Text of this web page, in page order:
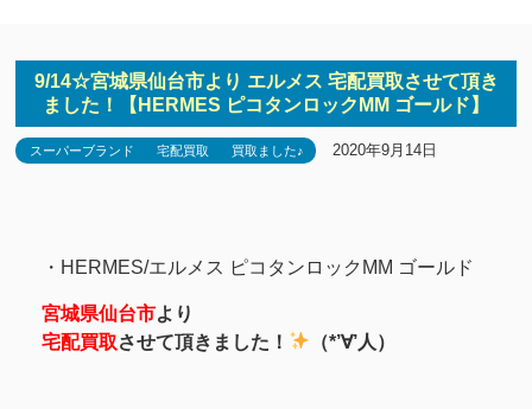
9/14☆宮城県仙台市より エルメス 宅配買取させて頂き
ました！【HERMES ピコタンロックMM ゴールド】
スーパーブランド 宅配買取 買取ました♪ 2020年9月14日
・HERMES/エルメス ピコタンロックMM ゴールド
宮城県仙台市より
宅配買取させて頂きました！ （*’∀’人）